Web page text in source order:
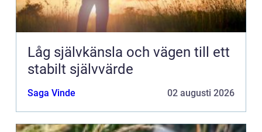
Låg självkänsla och vägen till ett
stabilt självvärde
Saga Vinde 02 augusti 2026